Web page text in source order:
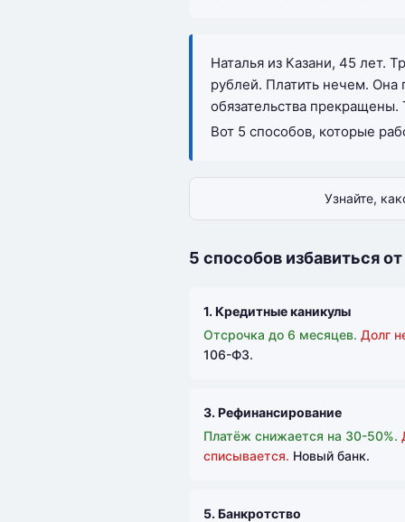
Наталья из Казани, 45 лет.
рублей. Платить нечем.
обязательства прекращены.
Вот 5 способов, которые
Узнайте,
5 способов избавиться
1. Кредитные каникулы
Отсрочка до 6 месяцев. Долг
106-ФЗ.
3. Рефинансирование
Платёж снижается на 30-50%.
списывается. Новый банк.
5. Банкротство